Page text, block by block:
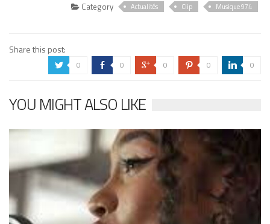
Category Actualités Clip Musique 974
Share this post:
a 0 b 0 c 0 d 0 j 0
YOU MIGHT ALSO LIKE